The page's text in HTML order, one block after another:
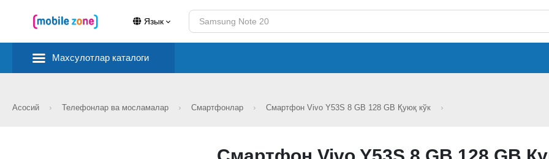
Язык
Махсулотлар каталоги
Асосий Телефонлар ва мосламалар Смартфонлар Смартфон Vivo Y53S 8 GB 128 GB Қуюқ кўк